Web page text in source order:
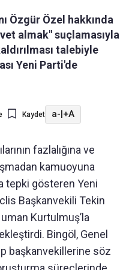
Özgür Özel hakkında
almak" suçlamasıyla
talebiyle
Yeni Parti'de
Kaydet a-|+A
fazlalığına ve
kamuoyuna
tepki gösteren Yeni
Başkanvekili Tekin
Kurtulmuş’la
Bingöl, Genel
başkanvekillerine söz